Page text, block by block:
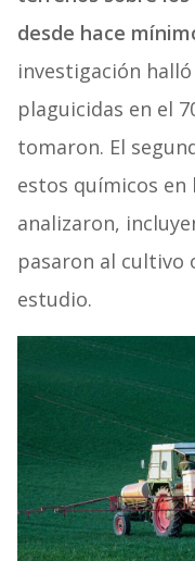
desde hace
investigación
plaguicidas en el
tomaron. El
estos químicos en
analizaron,
pasaron al cultivo
estudio.